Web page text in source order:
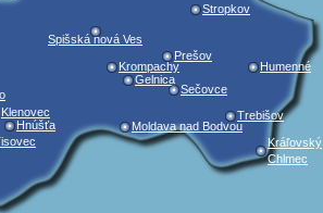
Gelnica
Hnúšťa
Humenné
Klenovec
Kráľovský
Chlmec
Krompachy
Moldava nad Bodvou
Prešov
Sečovce
Spišská nová Ves
Stropkov
Trebišov